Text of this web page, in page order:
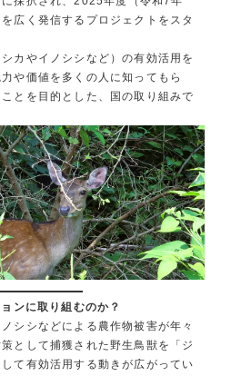
広く発信するプロジェクトをスタ
カやイノシシなど）の有効活用を
や価値を多くの人に知ってもら
とを目的とした、国の取り組みで
ンに取り組むのか？
シシなどによる農作物被害が年々
として捕獲された野生鳥獣を「ジ
て有効活用する動きが広がってい